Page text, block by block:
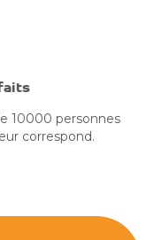
10000 personnes
correspond.